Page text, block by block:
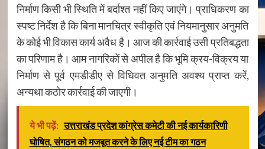
निर्माण किसी भी स्थिति में बर्दाश्त नहीं किए जाएंगे। प्राधिकरण का
स्पष्ट निर्देश है कि बिना मानचित्र स्वीकृति एवं नियमानुसार अनुमति
के कोई भी विकास कार्य अवैध है। आज की कार्रवाई उसी प्रतिबद्धता
का परिणाम है। आम नागरिकों से अपील है कि भूमि क्रय-विक्रय या
निर्माण से पूर्व एमडीडीए से विधिवत अनुमति अवश्य प्राप्त करें,
अन्यथा कठोर कार्रवाई की जाएगी।
ये भी पढ़ें: उत्तराखंड प्रदेश कांग्रेस कमेटी की नई कार्यकारिणी
घोषित, संगठन को मजबूत करने के लिए नई टीम का गठन